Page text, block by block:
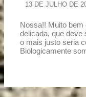
13 DE JULHO DE
Nossa!! Muito
delicada, que deve
o mais justo seria
Biologicamente